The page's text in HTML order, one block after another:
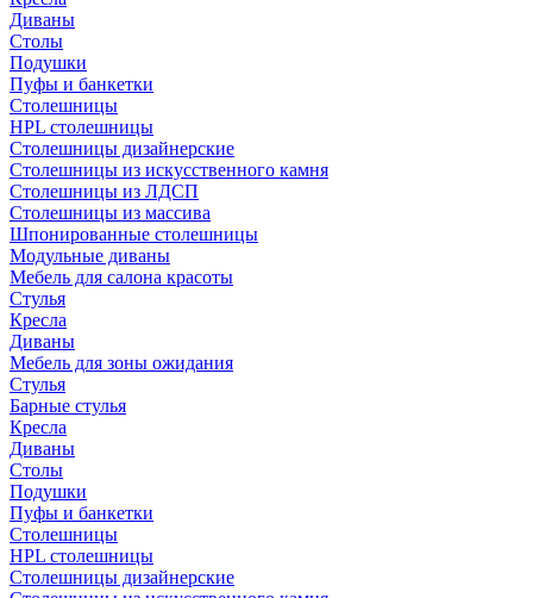
Диваны
Столы
Подушки
Пуфы и банкетки
Столешницы
HPL столешницы
Столешницы дизайнерские
Столешницы из искусственного камня
Столешницы из ЛДСП
Столешницы из массива
Шпонированные столешницы
Модульные диваны
Мебель для салона красоты
Стулья
Кресла
Диваны
Мебель для зоны ожидания
Стулья
Барные стулья
Кресла
Диваны
Столы
Подушки
Пуфы и банкетки
Столешницы
HPL столешницы
Столешницы дизайнерские